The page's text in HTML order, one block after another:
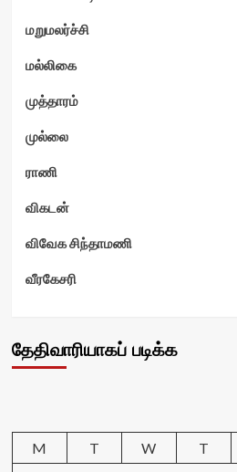
மறுமலர்ச்சி
மல்லிகை
முத்தாரம்
முல்லை
ராணி
விகடன்
விவேக சிந்தாமணி
வீரகேசரி
தேதிவாரியாகப் படிக்க
M
T W T